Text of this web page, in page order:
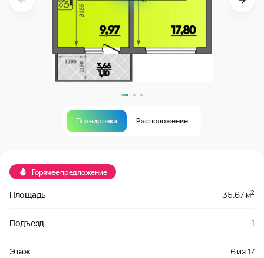
Планировка Расположение
Горячее предложение
Площадь 35.67 м2
Подъезд 1
Этаж 6из17